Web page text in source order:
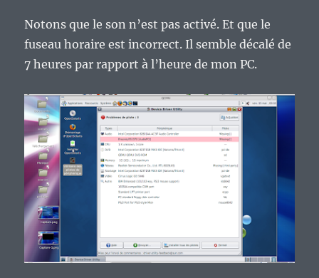
Notons que le son n’est pas activé. Et que le
fuseau horaire est incorrect. Il semble décalé de
7 heures par rapport à l’heure de mon PC.